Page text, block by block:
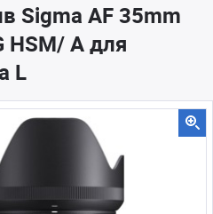
Sigma AF 35mm
HSM/ A для
L